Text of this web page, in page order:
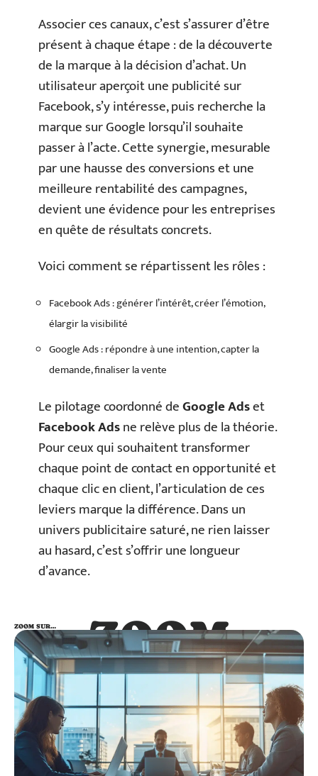
Associer ces canaux, c’est s’assurer d’être
présent à chaque étape : de la découverte
de la marque à la décision d’achat. Un
utilisateur aperçoit une publicité sur
Facebook, s’y intéresse, puis recherche la
marque sur Google lorsqu’il souhaite
passer à l’acte. Cette synergie, mesurable
par une hausse des conversions et une
meilleure rentabilité des campagnes,
devient une évidence pour les entreprises
en quête de résultats concrets.
Voici comment se répartissent les rôles :
Facebook Ads : générer l’intérêt, créer l’émotion,
élargir la visibilité
Google Ads : répondre à une intention, capter la
demande, finaliser la vente
Le pilotage coordonné deGoogle Adset
Facebook Adsne relève plus de la théorie.
Pour ceux qui souhaitent transformer
chaque point de contact en opportunité et
chaque clic en client, l’articulation de ces
leviers marque la différence. Dans un
univers publicitaire saturé, ne rien laisser
au hasard, c’est s’offrir une longueur
d’avance.
ZOOM
SUR…
ZOOM SUR…